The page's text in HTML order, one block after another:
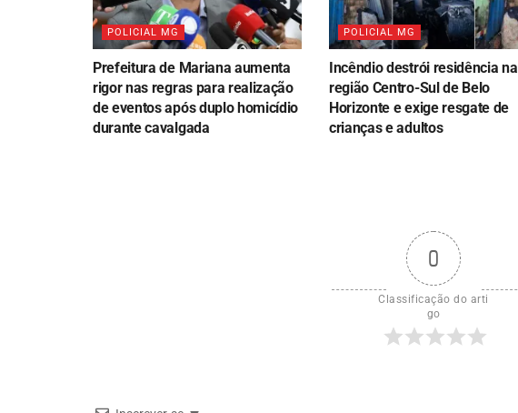
POLICIAL MG
Prefeitura de Mariana aumenta
rigor nas regras para realização
de eventos após duplo homicídio
durante cavalgada
POLICIAL MG
Incêndio destrói residência na
região Centro-Sul de Belo
Horizonte e exige resgate de
crianças e adultos
0
Classificação do arti
go